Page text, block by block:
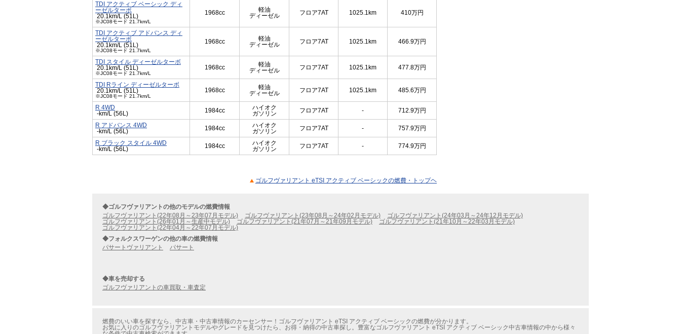
TDI アクティブ ベーシック ディ
ーゼルターボ
20.1km/L (51L)
※JC08モード 21.7km/L
1968cc
軽油
ディーゼル
フロア7AT 1025.1km 410万円
TDI アクティブ アドバンス ディ
ーゼルターボ
20.1km/L (51L)
※JC08モード 21.7km/L
1968cc
軽油
ディーゼル
フロア7AT 1025.1km 466.9万円
TDI スタイル ディーゼルターボ
20.1km/L (51L)
※JC08モード 21.7km/L
1968cc
軽油
ディーゼル
フロア7AT 1025.1km 477.8万円
TDI Rライン ディーゼルターボ
20.1km/L (51L)
※JC08モード 21.7km/L
1968cc
軽油
ディーゼル
フロア7AT 1025.1km 485.6万円
R 4WD
-km/L (56L)
1984cc
ハイオク
ガソリン
フロア7AT - 712.9万円
R アドバンス 4WD
-km/L (56L)
1984cc
ハイオク
ガソリン
フロア7AT - 757.9万円
R ブラック スタイル 4WD
-km/L (56L)
1984cc
ハイオク
ガソリン
フロア7AT - 774.9万円
ゴルフヴァリアント eTSI アクティブ ベーシックの燃費・トップヘ
◆ゴルフヴァリアントの他のモデルの燃費情報
ゴルフヴァリアント(22年08月～23年07月モデル)
ゴルフヴァリアント(23年08月～24年02月モデル)
ゴルフヴァリアント(24年03月～24年12月モデル)
ゴルフヴァリアント(26年01月～生産中モデル)
ゴルフヴァリアント(21年07月～21年09月モデル)
ゴルフヴァリアント(21年10月～22年03月モデル)
ゴルフヴァリアント(22年04月～22年07月モデル)
◆フォルクスワーゲンの他の車の燃費情報
パサートヴァリアント
パサート
◆車を売却する
ゴルフヴァリアントの車買取・車査定
燃費のいい車を探すなら、中古車・中古車情報のカーセンサー！ゴルフヴァリアント eTSI アクティブ ベーシックの燃費が分かります。
お気に入りのゴルフヴァリアントモデルやグレードを見つけたら、お得・納得の中古車探し。豊富なゴルフヴァリアント eTSI アクティブ ベーシック中古車情報の中から様々